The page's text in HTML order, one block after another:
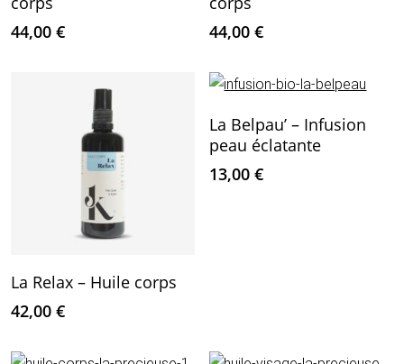
44,00 €
44,00€
Ajouter Au Panier
La Relax – Huile corps
42,00 €
Ajouter Au Panier
La Belpau’ – Infusion
peau éclatante
13,00€